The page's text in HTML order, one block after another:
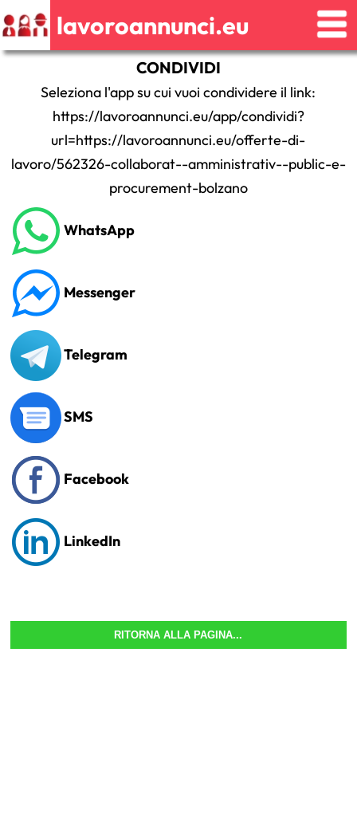
lavoroannunci.eu
CONDIVIDI
Seleziona l'app su cui vuoi condividere il link:
https://lavoroannunci.eu/app/condividi?
url=https://lavoroannunci.eu/offerte-di-
lavoro/562326-collaborat--amministrativ--public-e-
procurement-bolzano
WhatsApp
Messenger
Telegram
SMS
Facebook
LinkedIn
RITORNA ALLA PAGINA...